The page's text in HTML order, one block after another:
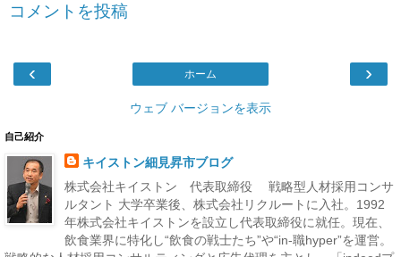
コメントを投稿
‹ ›
ホーム
ウェブ バージョンを表示
自己紹介
キイストン細見昇市ブログ
株式会社キイストン 代表取締役 戦略型人材採用コンサ
ルタント 大学卒業後、株式会社リクルートに入社。1992
年株式会社キイストンを設立し代表取締役に就任。現在、
飲食業界に特化し“飲食の戦士たち”や“in-職hyper”を運営。